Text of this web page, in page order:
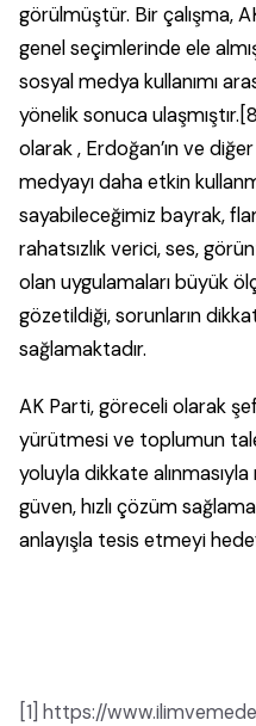
görülmüştür. Bir çalışma,
genel seçimlerinde ele
sosyal medya kullanımı
yönelik sonuca ulaşmıştır.
olarak , Erdoğan’ın ve
medyayı daha etkin
sayabileceğimiz bayrak,
rahatsızlık verici, ses,
olan uygulamaları büyük
gözetildiği, sorunların
sağlamaktadır.
AK Parti, göreceli olarak
yürütmesi ve toplumun
yoluyla dikkate
güven, hızlı çözüm
anlayışla tesis etmeyi
[1] https://